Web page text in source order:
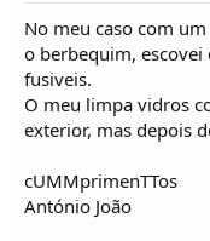
No meu caso com
o berbequim, escovei
fusiveis.
O meu limpa vidros
exterior, mas depois
cUMMprimenTTos
António João